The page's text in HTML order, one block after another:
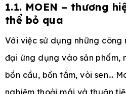
1.1. MOEN – thương
thể bỏ qua
Với việc sử dụng những công
đại ứng dụng vào sản phẩm,
bồn cầu, bồn tắm, vòi sen…